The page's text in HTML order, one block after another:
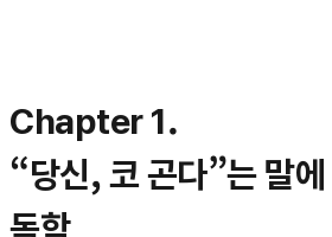
Chapter 1.
“당신, 코 곤다”는 말
독학